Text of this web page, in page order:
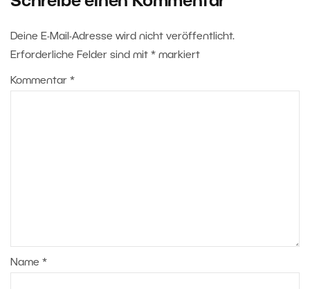
Deine E-Mail-Adresse wird nicht veröffentlicht.
Erforderliche Felder sind mit * markiert
Kommentar *
Name *